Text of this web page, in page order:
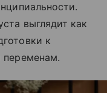
выглядит как
к
переменам.